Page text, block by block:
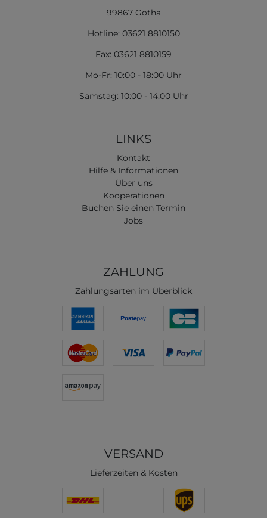
99867 Gotha
Hotline: 03621 8810150
Fax: 03621 8810159
Mo-Fr: 10:00 - 18:00 Uhr
Samstag: 10:00 - 14:00 Uhr
LINKS
Kontakt
Hilfe & Informationen
Über uns
Kooperationen
Buchen Sie einen Termin
Jobs
ZAHLUNG
Zahlungsarten im Überblick
VERSAND
Lieferzeiten & Kosten